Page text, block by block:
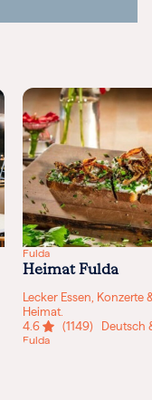
Fulda
Heimat Fulda
Lecker Essen, Konzerte
Heimat.
4.6
(1149) Deutsch
Fulda